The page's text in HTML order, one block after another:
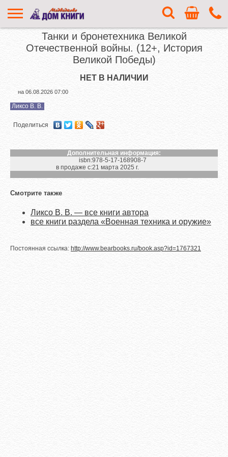
Танки и бронетехника Великой
Отечественной войны. (12+, История
Великой Победы)
Ликсо В. В.
Поделиться
Дополнительная информация:
isbn:978-5-17-168908-7
в продаже с:21 марта 2025 г.
Смотрите также
Ликсо В. В. — все книги автора
все книги раздела «Военная техника и оружие»
Постоянная ссылка: http://www.bearbooks.ru/book.asp?id=1767321
НЕТ В НАЛИЧИИ
на 06.08.2026 07:00